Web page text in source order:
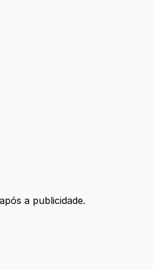
a publicidade.